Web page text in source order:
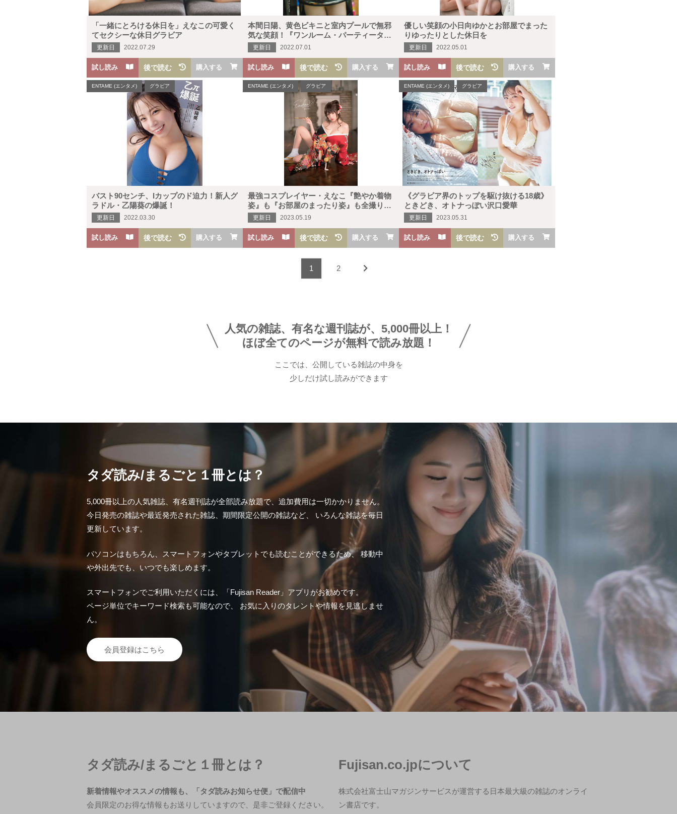
人気ランキング
健康 レシピ 旅行 ビジネス 芸能 デジタル
ファッション 美容 グラビア
「一緒にとろける休日を」えなこの可愛く
てセクシーな休日グラビア
更新日 2022.07.29
試し読み 後で読む 購入する
本間日陽、黄色ビキニと室内プールで無邪
気な笑顔！『ワンルーム・パーティータイ
ム』
更新日 2022.07.01
試し読み 後で読む 購入する
優しい笑顔の小日向ゆかとお部屋でまった
りゆったりとした休日を
更新日 2022.05.01
試し読み 後で読む 購入する
ENTAME (エンタメ) グラビア
バスト90センチ、Iカップのド迫力！新人グ
ラドル・乙陽葵の爆誕！
更新日 2022.03.30
試し読み 後で読む 購入する
ENTAME (エンタメ) グラビア
最強コスプレイヤー・えなこ『艶やか着物
姿』も『お部屋のまったり姿』も全撮り下
ろし！
更新日 2023.05.19
試し読み 後で読む 購入する
ENTAME (エンタメ) グラビア
《グラビア界のトップを駆け抜ける18歳》
ときどき、オトナっぽい沢口愛華
更新日 2023.05.31
試し読み 後で読む 購入する
1 2
人気の雑誌、有名な週刊誌が、5,000冊以上！
ほぼ全てのページが無料で読み放題！
ここでは、公開している雑誌の中身を
少しだけ試し読みができます
タダ読み/まるごと１冊とは？
5,000冊以上の人気雑誌、有名週刊誌が全部読み放題で、追加費用は一切かかりません。
今日発売の雑誌や最近発売された雑誌、期間限定公開の雑誌など、 いろんな雑誌を毎日
更新しています。
パソコンはもちろん、スマートフォンやタブレットでも読むことができるため、 移動中
や外出先でも、いつでも楽しめます。
スマートフォンでご利用いただくには、「Fujisan Reader」アプリがお勧めです。
ページ単位でキーワード検索も可能なので、 お気に入りのタレントや情報を見逃しませ
ん。
会員登録はこちら
タダ読み/まるごと１冊とは？
新着情報やオススメの情報も、「タダ読みお知らせ便」で配信中
会員限定のお得な情報もお送りしていますので、是非ご登録ください。
Fujisan.co.jpについて
株式会社富士山マガジンサービスが運営する日本最大級の雑誌のオンライ
ン書店です。